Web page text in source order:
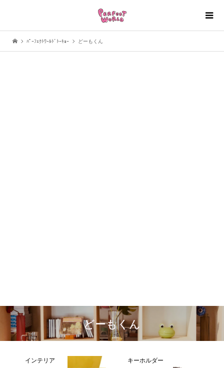
ﾊﾟｰﾌｪｸﾄﾜｰﾙﾄﾞﾄｰｷｮｰ どーもくん
どーもくん
インテリア キーホルダー